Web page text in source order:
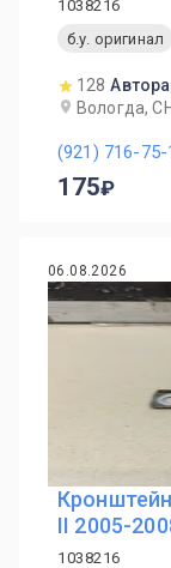
1038216
б.у. оригинал
128
Вологда,
(921) 716-75-
175
06.08.2026
II 2005-
1038216